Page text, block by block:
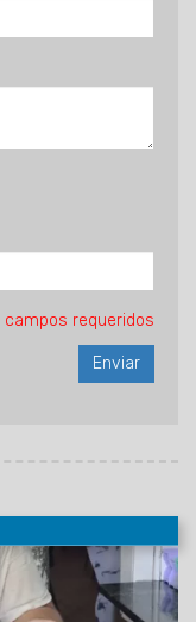
campos requeridos
locro, pizzas,
forman
que invita a